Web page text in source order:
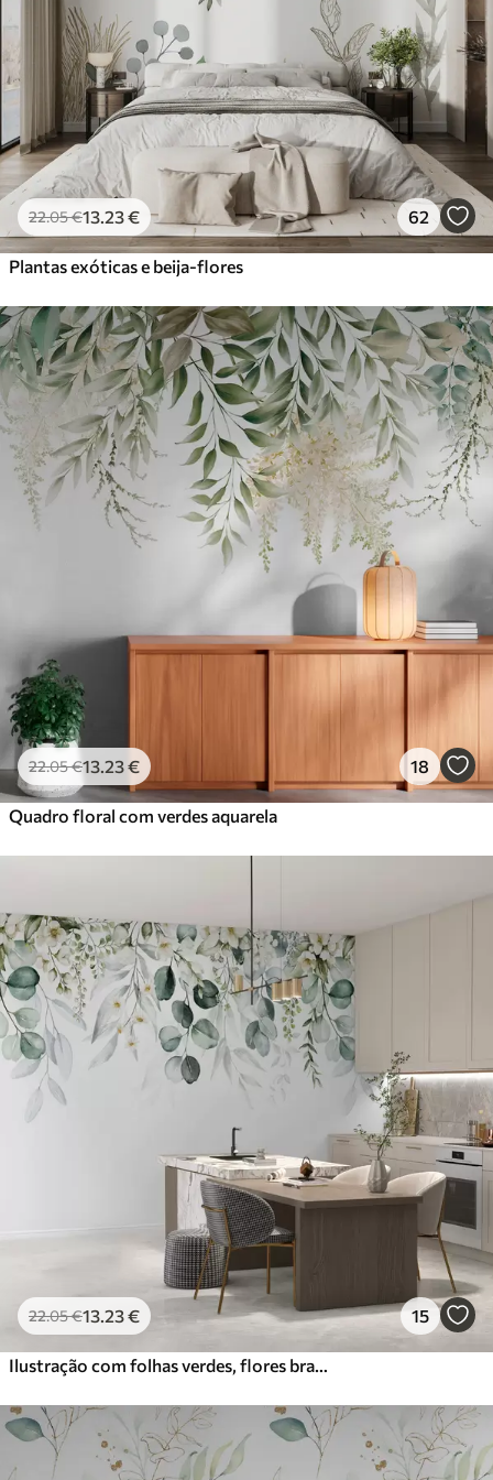
.6734
Vinil Premium
.0039.00 €/m²
Peel and Stick
81.6749.00€/m²
22.05€13 .23€ 62
Plantas exóticas e beija-flores
22.05€13 .23€ 18
Quadro floral com verdes aquarela
22.05€13 .23€ 15